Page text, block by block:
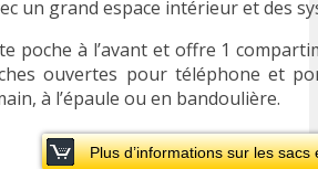
un grand espace intérieur et des
poche à l’avant et offre 1
ouvertes pour téléphone et
à l’épaule ou en bandoulière.
Plus d’informations sur les sacs